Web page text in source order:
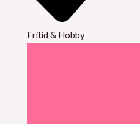
Fritid & Hobby